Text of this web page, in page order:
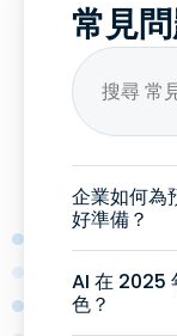
常見
企業如何為
好準備？
AI 在 2025
色？